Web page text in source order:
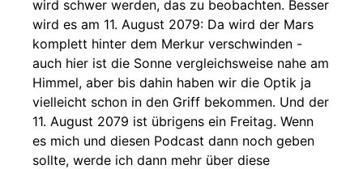
wird schwer werden, das zu beobachten. Besser
wird es am 11. August 2079: Da wird der Mars
komplett hinter dem Merkur verschwinden -
auch hier ist die Sonne vergleichsweise nahe am
Himmel, aber bis dahin haben wir die Optik ja
vielleicht schon in den Griff bekommen. Und der
11. August 2079 ist übrigens ein Freitag. Wenn
es mich und diesen Podcast dann noch geben
sollte, werde ich dann mehr über diese